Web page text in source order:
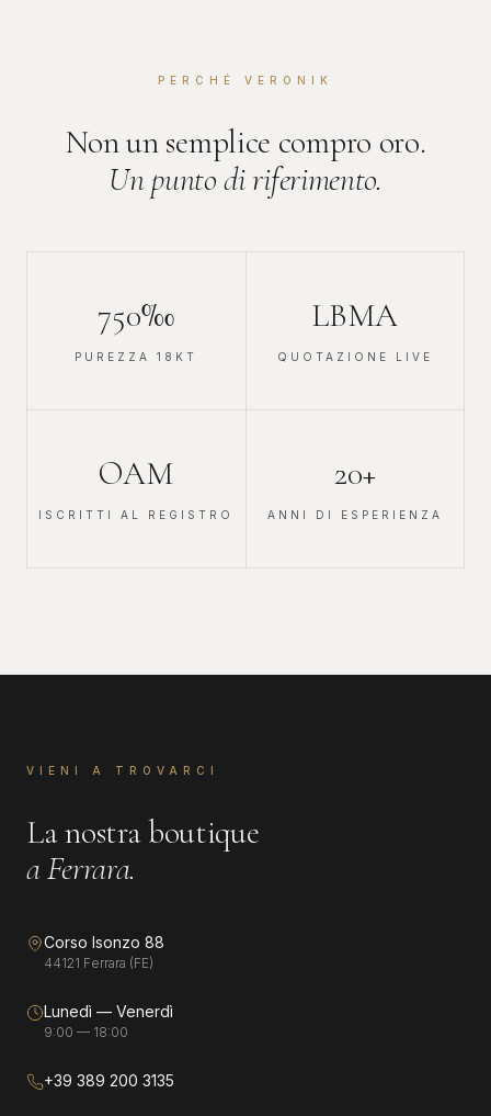
PERCHÉ VERONIK
Non un semplice compro oro.
Un punto di riferimento.
750‰
PUREZZA 18KT
LBMA
QUOTAZIONE LIVE
OAM
ISCRITTI AL REGISTRO
20+
ANNI DI ESPERIENZA
VIENI A TROVARCI
La nostra boutique
a Ferrara.
Corso Isonzo 88
44121 Ferrara (FE)
Lunedì — Venerdì
9:00 — 18:00
+39 389 200 3135